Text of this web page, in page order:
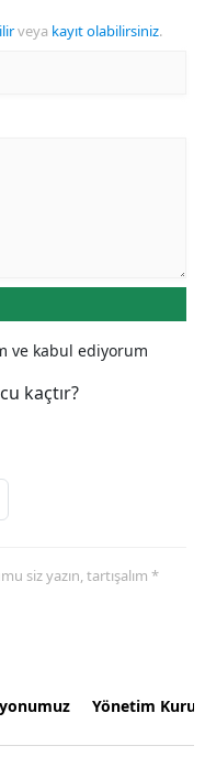
veya kayıt olabilirsiniz.
ve kabul ediyorum
kaçtır?
siz yazın, tartışalım *
Yönetim